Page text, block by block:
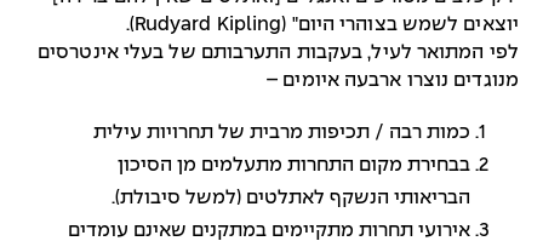
יוצאים לשמש בצוהרי היום" (Rudyard Kipling).
לפי המתואר לעיל, בעקבות התערבותם של בעלי אינטרסים
מנוגדים נוצרו ארבעה איומים –
כמות רבה / תכיפות מרבית של תחרויות עילית
בבחירת מקום התחרות מתעלמים מן הסיכון
הבריאותי הנשקף לאתלטים (למשל סיבולת).
אירועי תחרות מתקיימים במתקנים שאינם עומדים